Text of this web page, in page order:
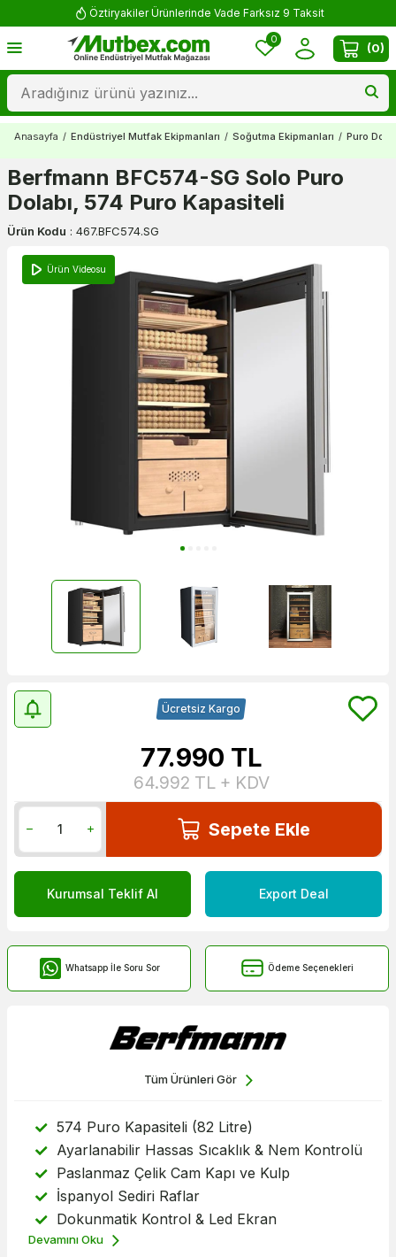
Öztiryakiler Ürünlerinde Vade Farksız 9 Taksit
0
(0)
Anasayfa / Endüstriyel Mutfak Ekipmanları / Soğutma Ekipmanları / Puro
Berfmann BFC574-SG Solo Puro
Dolabı, 574 Puro Kapasiteli
Ürün Kodu : 467.BFC574.SG
Ürün Videosu
Ücretsiz Kargo
77.990 TL
64.992 TL + KDV
Sepete Ekle
Kurumsal Teklif Al Export Deal
Whatsapp İle Soru Sor Ödeme Seçenekleri
Tüm Ürünleri Gör
574 Puro Kapasiteli (82 Litre)
Ayarlanabilir Hassas Sıcaklık & Nem Kontrolü
Paslanmaz Çelik Cam Kapı ve Kulp
İspanyol Sediri Raflar
Dokunmatik Kontrol & Led Ekran
Devamını Oku